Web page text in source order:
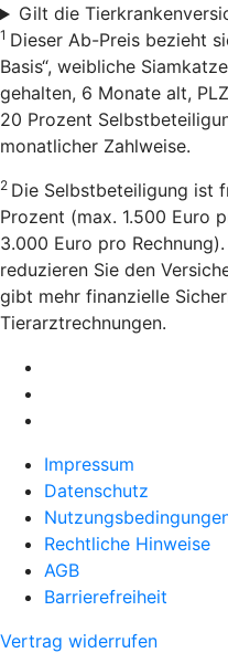
Gilt die
1 Dieser Ab-Preis bezieht
Basis“, weibliche
gehalten, 6 Monate alt,
20 Prozent
monatlicher Zahlweise.
2 Die Selbstbeteiligung ist
Prozent (max. 1.500 Euro
3.000 Euro pro
reduzieren Sie den
gibt mehr finanzielle
Tierarztrechnungen.
Impressum
Datenschutz
Rechtliche Hinweise
AGB
Barrierefreiheit
Vertrag widerrufen